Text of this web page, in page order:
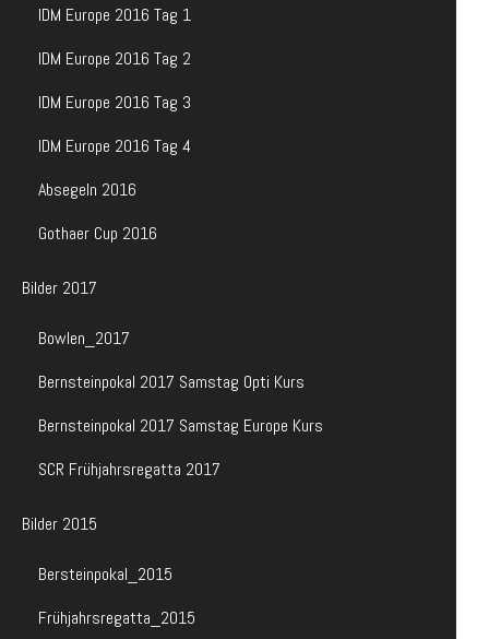
IDM Europe 2016 Tag 1
IDM Europe 2016 Tag 2
IDM Europe 2016 Tag 3
IDM Europe 2016 Tag 4
Absegeln 2016
Gothaer Cup 2016
Bilder 2017
Bowlen_2017
Bernsteinpokal 2017 Samstag Opti Kurs
Bernsteinpokal 2017 Samstag Europe Kurs
SCR Frühjahrsregatta 2017
Bilder 2015
Bersteinpokal_2015
Frühjahrsregatta_2015